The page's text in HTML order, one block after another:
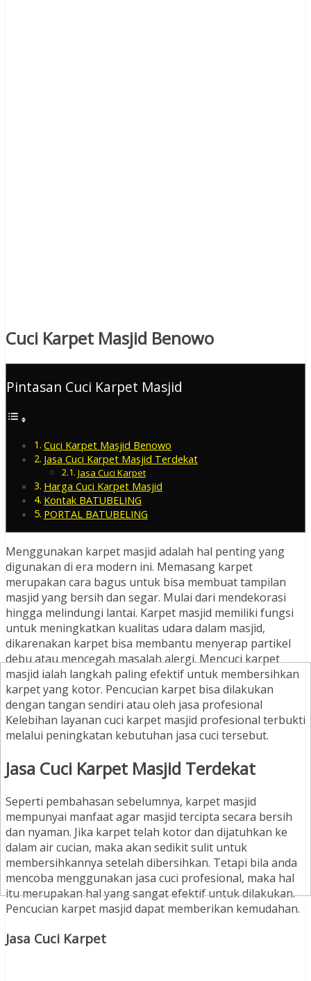
Cuci Karpet Masjid Benowo
Pintasan Cuci Karpet Masjid
Cuci Karpet Masjid Benowo
Jasa Cuci Karpet Masjid Terdekat
Jasa Cuci Karpet
Harga Cuci Karpet Masjid
Kontak BATUBELING
PORTAL BATUBELING
Menggunakan karpet masjid adalah hal penting yang
digunakan di era modern ini. Memasang karpet
merupakan cara bagus untuk bisa membuat tampilan
masjid yang bersih dan segar. Mulai dari mendekorasi
hingga melindungi lantai. Karpet masjid memiliki fungsi
untuk meningkatkan kualitas udara dalam masjid,
dikarenakan karpet bisa membantu menyerap partikel
debu atau mencegah masalah alergi. Mencuci karpet
masjid ialah langkah paling efektif untuk membersihkan
karpet yang kotor. Pencucian karpet bisa dilakukan
dengan tangan sendiri atau oleh jasa profesional
Kelebihan layanan cuci karpet masjid profesional terbukti
melalui peningkatan kebutuhan jasa cuci tersebut.
Jasa Cuci Karpet Masjid Terdekat
Seperti pembahasan sebelumnya, karpet masjid
mempunyai manfaat agar masjid tercipta secara bersih
dan nyaman. Jika karpet telah kotor dan dijatuhkan ke
dalam air cucian, maka akan sedikit sulit untuk
membersihkannya setelah dibersihkan. Tetapi bila anda
mencoba menggunakan jasa cuci profesional, maka hal
itu merupakan hal yang sangat efektif untuk dilakukan.
Pencucian karpet masjid dapat memberikan kemudahan.
Jasa Cuci Karpet